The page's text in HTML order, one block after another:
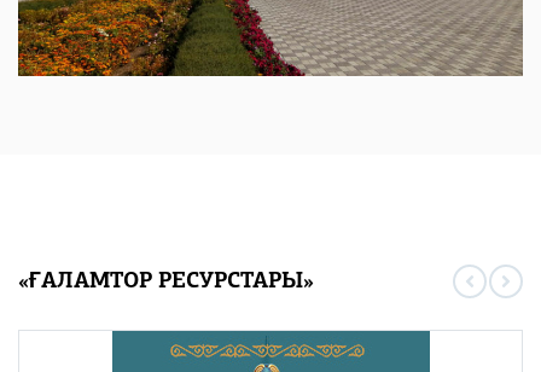
«ҒАЛАМТОР РЕСУРСТАРЫ»